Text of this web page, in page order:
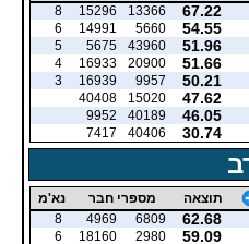
67.22
13366
15296
8
54.55
5660
14991
6
51.96
43960
5675
5
51.66
20900
16933
4
50.21
9957
16939
3
47.62
15020
40408
46.05
40189
9952
30.74
40406
7417
תוצאה מספרי חבר נא'מ
62.68
6809
4969
8
59.09
2980
18160
6